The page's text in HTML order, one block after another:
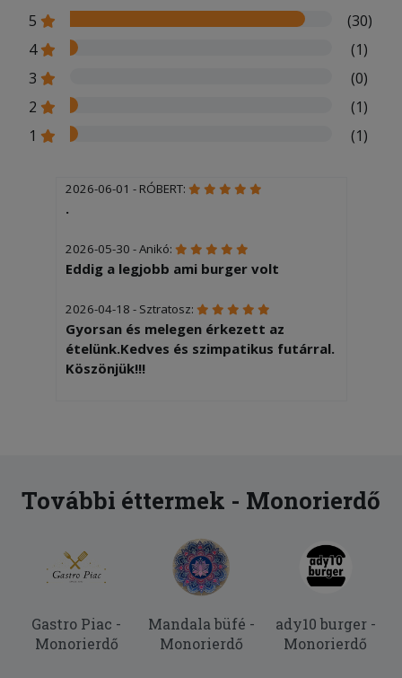
5
(30)
4
(1)
3
(0)
2
(1)
1
(1)
2026-06-01 - RÓBERT:
.
2026-05-30 - Anikó:
Eddig a legjobb ami burger volt
2026-04-18 - Sztratosz:
Gyorsan és melegen érkezett az
ételünk.Kedves és szimpatikus futárral.
Köszönjük!!!
A legjobb hely Monoron.
Gyorsan, udvariasan, körültekintően
csomagolva kaptuk meg a finom
hamburgereket!
2025-06-14 - János:
Nagyon gyorsan teljesítették a
További éttermek - Monorierdő
Gastro Piac -
Monorierdő
Mandala büfé -
Monorierdő
ady10 burger -
Monorierdő